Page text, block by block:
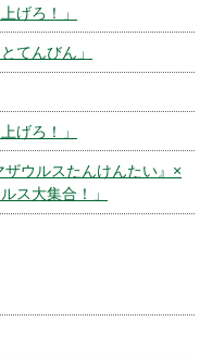
げろ！」
てんびん」
げろ！」
ウルスたんけんたい』×
ス大集合！」